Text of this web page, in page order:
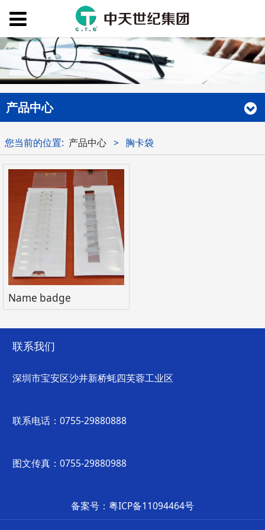
产品中心
您当前的位置: 产品中心 > 胸卡袋
Name badge
联系我们
深圳市宝安区沙井新桥蚝四芙蓉工业区
联系电话：0755-29880888
图文传真：0755-29880988
备案号：粤ICP备11094464号